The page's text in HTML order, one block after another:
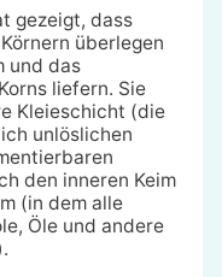
gezeigt, dass
überlegen
und das
liefern. Sie
Kleieschicht (die
unlöslichen
den inneren Keim
(in dem alle
Öle und andere